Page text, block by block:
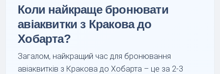
Коли найкраще бронювати
авіаквитки з Кракова до
Хобарта?
Загалом, найкращий час для бронювання
авіаквитків з Кракова до Хобарта – це за 2-3